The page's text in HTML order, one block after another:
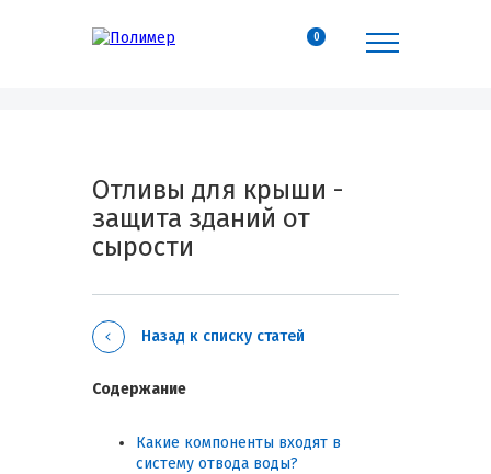
0
Отливы для крыши -
защита зданий от
сырости
Назад к списку статей
Содержание
Какие компоненты входят в
систему отвода воды?